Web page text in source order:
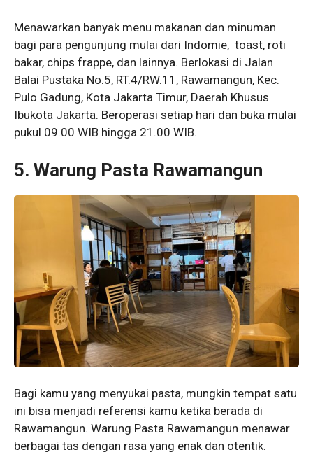
Menawarkan banyak menu makanan dan minuman
bagi para pengunjung mulai dari Indomie, toast, roti
bakar, chips frappe, dan lainnya. Berlokasi di Jalan
Balai Pustaka No.5, RT.4/RW.11, Rawamangun, Kec.
Pulo Gadung, Kota Jakarta Timur, Daerah Khusus
Ibukota Jakarta. Beroperasi setiap hari dan buka mulai
pukul 09.00 WIB hingga 21.00 WIB.
5. Warung Pasta Rawamangun
Bagi kamu yang menyukai pasta, mungkin tempat satu
ini bisa menjadi referensi kamu ketika berada di
Rawamangun. Warung Pasta Rawamangun menawar
berbagai tas dengan rasa yang enak dan otentik.